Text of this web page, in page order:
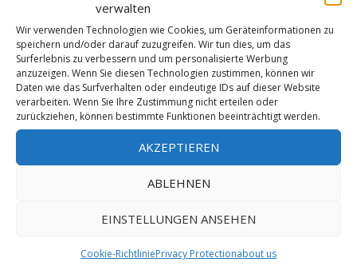
verwalten
Wir verwenden Technologien wie Cookies, um Geräteinformationen zu
speichern und/oder darauf zuzugreifen. Wir tun dies, um das
Surferlebnis zu verbessern und um personalisierte Werbung
anzuzeigen. Wenn Sie diesen Technologien zustimmen, können wir
Daten wie das Surfverhalten oder eindeutige IDs auf dieser Website
verarbeiten. Wenn Sie Ihre Zustimmung nicht erteilen oder
zurückziehen, können bestimmte Funktionen beeinträchtigt werden.
AKZEPTIEREN
ABLEHNEN
EINSTELLUNGEN ANSEHEN
Cookie-RichtliniePrivacy Protectionabout us
Alexei Rubtsow klettert "Low
27. August 2021